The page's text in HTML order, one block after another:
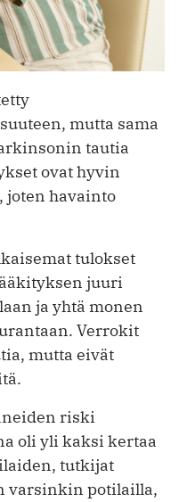
mutta sama
tautia
ovat hyvin
joten havainto
tulokset
juuri
ja yhtä monen
Verrokit
mutta eivät
riski
oli yli kaksi kertaa
tutkijat
varsinkin potilailla,